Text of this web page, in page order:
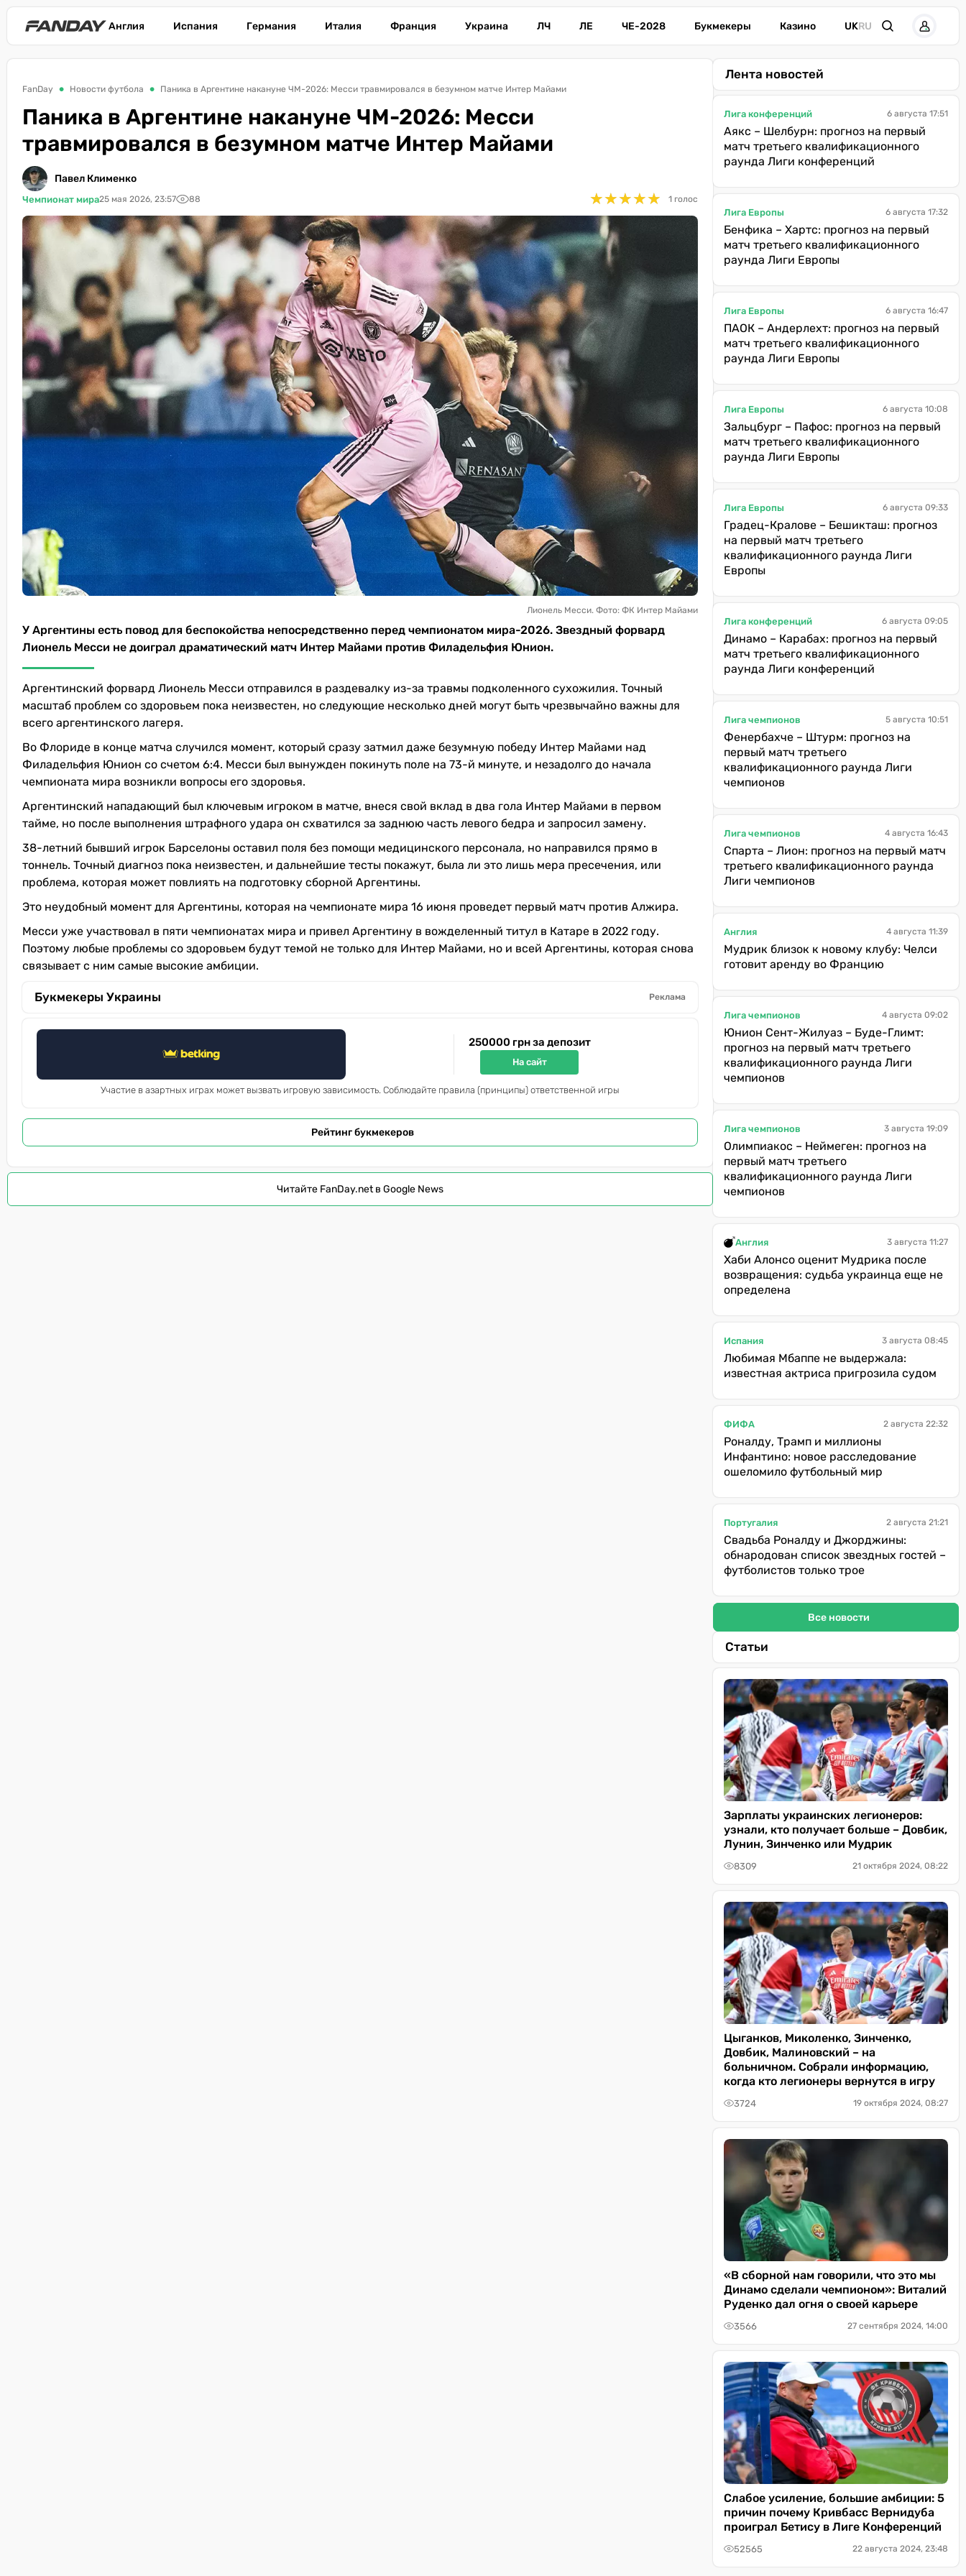
Англия Испания Германия Италия Франция Украина ЛЧ ЛЕ ЧЕ-2028 Букмекеры Казино UKRU
FanDay Новости футбола Паника в Аргентине накануне ЧМ-2026: Месси травмировался в безумном матче Интер Майами
Паника в Аргентине накануне ЧМ-2026: Месси
травмировался в безумном матче Интер Майами
Павел Клименко
Чемпионат мира25 мая 2026, 23:57 88 ★★★★★
★★★★★ 1 голос
Лионель Месси. Фото: ФК Интер Майами
У Аргентины есть повод для беспокойства непосредственно перед чемпионатом мира-2026. Звездный форвард
Лионель Месси не доиграл драматический матч Интер Майами против Филадельфия Юнион.
Аргентинский форвард Лионель Месси отправился в раздевалку из-за травмы подколенного сухожилия. Точный
масштаб проблем со здоровьем пока неизвестен, но следующие несколько дней могут быть чрезвычайно важны для
всего аргентинского лагеря.
Во Флориде в конце матча случился момент, который сразу затмил даже безумную победу Интер Майами над
Филадельфия Юнион со счетом 6:4. Месси был вынужден покинуть поле на 73-й минуте, и незадолго до начала
чемпионата мира возникли вопросы его здоровья.
Аргентинский нападающий был ключевым игроком в матче, внеся свой вклад в два гола Интер Майами в первом
тайме, но после выполнения штрафного удара он схватился за заднюю часть левого бедра и запросил замену.
38-летний бывший игрок Барселоны оставил поля без помощи медицинского персонала, но направился прямо в
тоннель. Точный диагноз пока неизвестен, и дальнейшие тесты покажут, была ли это лишь мера пресечения, или
проблема, которая может повлиять на подготовку сборной Аргентины.
Это неудобный момент для Аргентины, которая на чемпионате мира 16 июня проведет первый матч против Алжира.
Месси уже участвовал в пяти чемпионатах мира и привел Аргентину в вожделенный титул в Катаре в 2022 году.
Поэтому любые проблемы со здоровьем будут темой не только для Интер Майами, но и всей Аргентины, которая снова
связывает с ним самые высокие амбиции.
Букмекеры Украины Реклама
250000 грн за депозит
На сайт
Участие в азартных играх может вызвать игровую зависимость. Соблюдайте правила (принципы) ответственной игры
Рейтинг букмекеров
Читайте FanDay.net в Google News
Лента новостей
Лига конференций 6 августа 17:51
Аякс – Шелбурн: прогноз на первый
матч третьего квалификационного
раунда Лиги конференций
Лига Европы 6 августа 17:32
Бенфика – Хартс: прогноз на первый
матч третьего квалификационного
раунда Лиги Европы
Лига Европы 6 августа 16:47
ПАОК – Андерлехт: прогноз на первый
матч третьего квалификационного
раунда Лиги Европы
Лига Европы 6 августа 10:08
Зальцбург – Пафос: прогноз на первый
матч третьего квалификационного
раунда Лиги Европы
Лига Европы 6 августа 09:33
Градец-Кралове – Бешикташ: прогноз
на первый матч третьего
квалификационного раунда Лиги
Европы
Лига конференций 6 августа 09:05
Динамо – Карабах: прогноз на первый
матч третьего квалификационного
раунда Лиги конференций
Лига чемпионов 5 августа 10:51
Фенербахче – Штурм: прогноз на
первый матч третьего
квалификационного раунда Лиги
чемпионов
Лига чемпионов 4 августа 16:43
Спарта – Лион: прогноз на первый матч
третьего квалификационного раунда
Лиги чемпионов
Англия 4 августа 11:39
Мудрик близок к новому клубу: Челси
готовит аренду во Францию
Лига чемпионов 4 августа 09:02
Юнион Сент-Жилуаз – Буде-Глимт:
прогноз на первый матч третьего
квалификационного раунда Лиги
чемпионов
Лига чемпионов 3 августа 19:09
Олимпиакос – Неймеген: прогноз на
первый матч третьего
квалификационного раунда Лиги
чемпионов
Англия 3 августа 11:27
Хаби Алонсо оценит Мудрика после
возвращения: судьба украинца еще не
определена
Испания 3 августа 08:45
Любимая Мбаппе не выдержала:
известная актриса пригрозила судом
ФИФА 2 августа 22:32
Роналду, Трамп и миллионы
Инфантино: новое расследование
ошеломило футбольный мир
Португалия 2 августа 21:21
Свадьба Роналду и Джорджины:
обнародован список звездных гостей –
футболистов только трое
Все новости
Статьи
Зарплаты украинских легионеров:
узнали, кто получает больше – Довбик,
Лунин, Зинченко или Мудрик
8309 21 октября 2024, 08:22
Цыганков, Миколенко, Зинченко,
Довбик, Малиновский – на
больничном. Собрали информацию,
когда кто легионеры вернутся в игру
3724 19 октября 2024, 08:27
«В сборной нам говорили, что это мы
Динамо сделали чемпионом»: Виталий
Руденко дал огня о своей карьере
3566 27 сентября 2024, 14:00
Слабое усиление, большие амбиции: 5
причин почему Кривбасс Вернидуба
проиграл Бетису в Лиге Конференций
52565 22 августа 2024, 23:48